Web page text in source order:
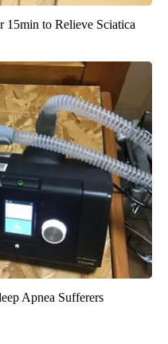
15min to Relieve Sciatica
Apnea Sufferers